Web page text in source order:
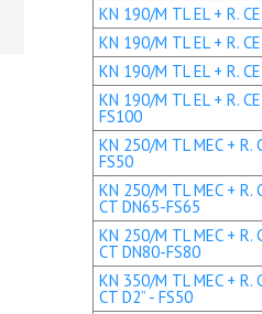
KN 190/M TL EL + R.
KN 190/M TL EL + R.
KN 190/M TL EL + R.
KN 190/M TL EL + R.
FS100
KN 250/M TL MEC + R.
FS50
KN 250/M TL MEC + R.
CT DN65-FS65
KN 250/M TL MEC + R.
CT DN80-FS80
KN 350/M TL MEC + R.
CT D2” - FS50